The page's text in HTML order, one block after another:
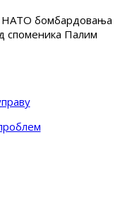
бомбардовања
споменика Палим